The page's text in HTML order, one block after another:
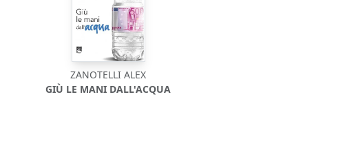
ZANOTELLI ALEX
GIÙ LE MANI DALL'ACQUA